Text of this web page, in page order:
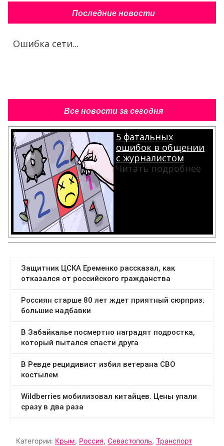
Последние новости
Ошибка сети...
Все новости за сегодня
5 фатальных
ошибок в общении
с журналистом
Читать подробнее
Категории: Крым, Россия, Севастополь, Транспорт